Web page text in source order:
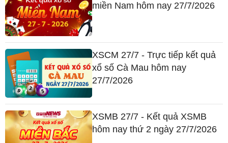
miền Nam hôm nay 27/7/2026
XSCM 27/7 - Trực tiếp kết quả
xổ số Cà Mau hôm nay
27/7/2026
XSMB 27/7 - Kết quả XSMB
hôm nay thứ 2 ngày 27/7/2026